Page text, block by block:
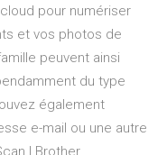
pour numériser
et vos photos de
peuvent ainsi
du type
également
e-mail ou une autre